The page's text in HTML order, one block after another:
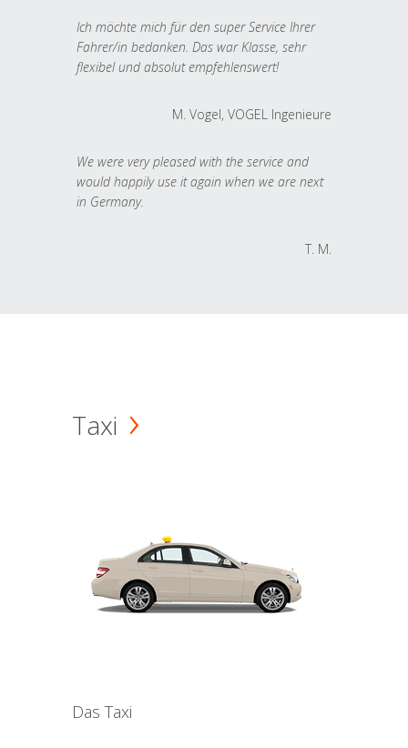
Ich möchte mich für den super Service Ihrer
Fahrer/in bedanken. Das war Klasse, sehr
flexibel und absolut empfehlenswert!
M. Vogel, VOGEL Ingenieure
We were very pleased with the service and
would happily use it again when we are next
in Germany.
T. M.
Taxi
Das Taxi